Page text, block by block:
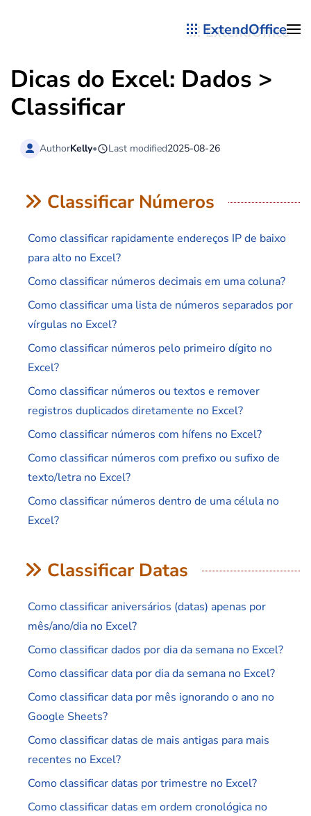
ExtendOffice
Dicas do Excel: Dados >
Classificar
AuthorKelly• Last modified2025-08-26
Classificar Números
Como classificar rapidamente endereços IP de baixo
para alto no Excel?
Como classificar números decimais em uma coluna?
Como classificar uma lista de números separados por
vírgulas no Excel?
Como classificar números pelo primeiro dígito no
Excel?
Como classificar números ou textos e remover
registros duplicados diretamente no Excel?
Como classificar números com hífens no Excel?
Como classificar números com prefixo ou sufixo de
texto/letra no Excel?
Como classificar números dentro de uma célula no
Excel?
Classificar Datas
Como classificar aniversários (datas) apenas por
mês/ano/dia no Excel?
Como classificar dados por dia da semana no Excel?
Como classificar data por dia da semana no Excel?
Como classificar data por mês ignorando o ano no
Google Sheets?
Como classificar datas de mais antigas para mais
recentes no Excel?
Como classificar datas por trimestre no Excel?
Como classificar datas em ordem cronológica no